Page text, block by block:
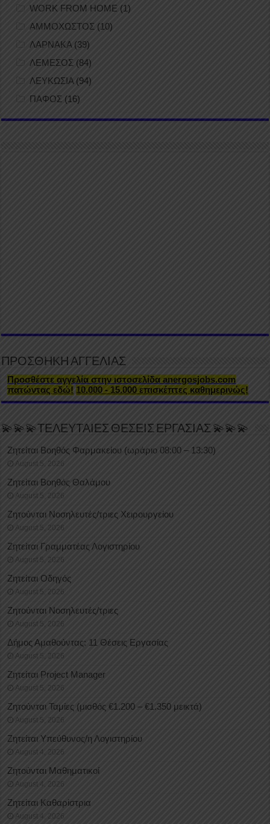
WORK FROM HOME (1)
ΑΜΜΟΧΩΣΤΟΣ (10)
ΛΑΡΝΑΚΑ (39)
ΛΕΜΕΣΟΣ (84)
ΛΕΥΚΩΣΙΑ(94)
ΠΑΦΟΣ (16)
ΠΡΟΣΘΗΚΗ ΑΓΓΕΛΙΑΣ
Προσθέστε αγγελία στην ιστοσελίδα anergosjobs.com
πατώντας εδώ! 10.000 - 15.000 επισκέπτες καθημερινώς!
💫💫💫ΤΕΛΕΥΤΑΙΕΣ ΘΕΣΕΙΣ ΕΡΓΑΣΙΑΣ 💫💫💫
Ζητείται Βοηθός Φαρμακείου (ωράριο 08:00 – 13:30)
August 5, 2026
Ζητείται Βοηθός Θαλάμου
August 5, 2026
Ζητούνται Νοσηλευτές/τριες Χειρουργείου
August 5, 2026
Ζητείται Γραμματέας Λογιστηρίου
August 5, 2026
Ζητείται Οδηγός
August 5, 2026
Ζητούνται Νοσηλευτές/τριες
August 5, 2026
Δήμος Αμαθούντας: 11 Θέσεις Εργασίας
August 5, 2026
Ζητείται Project Manager
August 5, 2026
Ζητούνται Ταμίες (μισθός €1.200 – €1.350 μεικτά)
August 5, 2026
Ζητείται Υπεύθυνος/η Λογιστηρίου
August 4, 2026
Ζητούνται Μαθηματικοί
August 4, 2026
Ζητείται Καθαρίστρια
August 4, 2026